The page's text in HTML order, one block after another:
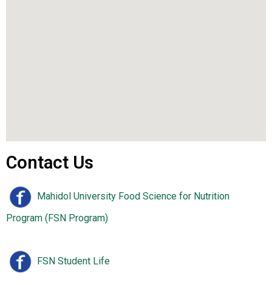
Contact Us
Mahidol University Food Science for Nutrition
Program (FSN Program)
FSN Student Life